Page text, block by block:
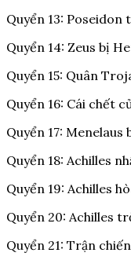
Quyển 13:
Quyển 14: Zeus bị
Quyển 15: Quân
Quyển 16: Cái chết
Quyển 17:
Quyển 18: Achilles
Quyển 19: Achilles
Quyển 20: Achilles
Quyển 21: Trận